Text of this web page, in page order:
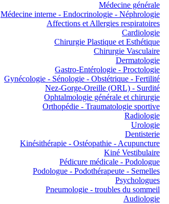
Médecine générale
Médecine interne - Endocrinologie - Néphrologie
Affections et Allergies respiratoires
Cardiologie
Chirurgie Plastique et Esthétique
Chirurgie Vasculaire
Dermatologie
Gastro-Entérologie - Proctologie
Gynécologie - Sénologie - Obstétrique - Fertilité
Nez-Gorge-Oreille (ORL) - Surdité
Ophtalmologie générale et chirurgie
Orthopédie - Traumatologie sportive
Radiologie
Urologie
Dentisterie
Kinésithérapie - Ostéopathie - Acupuncture
Kiné Vestibulaire
Pédicure médicale - Podologue
Podologue - Podothérapeute - Semelles
Psychologues
Pneumologie - troubles du sommeil
Audiologie